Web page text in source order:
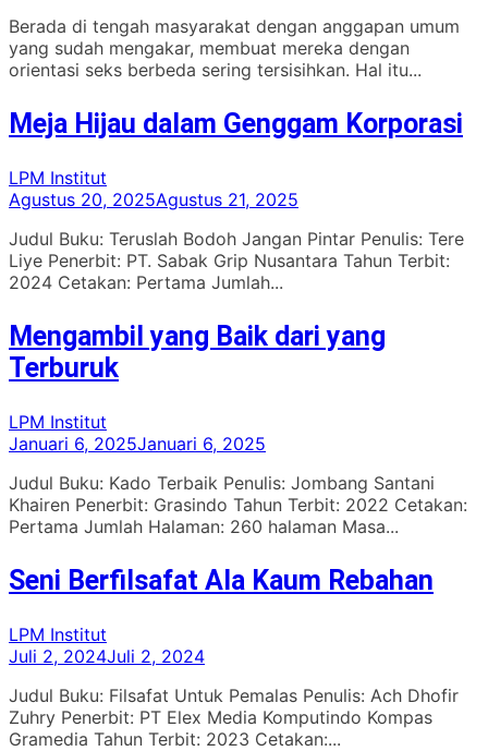
Berada di tengah masyarakat dengan anggapan umum
yang sudah mengakar, membuat mereka dengan
orientasi seks berbeda sering tersisihkan. Hal itu...
Meja Hijau dalam Genggam Korporasi
LPM Institut
Agustus 20, 2025Agustus 21, 2025
Judul Buku: Teruslah Bodoh Jangan Pintar Penulis: Tere
Liye Penerbit: PT. Sabak Grip Nusantara Tahun Terbit:
2024 Cetakan: Pertama Jumlah...
Mengambil yang Baik dari yang
Terburuk
LPM Institut
Januari 6, 2025Januari 6, 2025
Judul Buku: Kado Terbaik Penulis: Jombang Santani
Khairen Penerbit: Grasindo Tahun Terbit: 2022 Cetakan:
Pertama Jumlah Halaman: 260 halaman Masa...
Seni Berfilsafat Ala Kaum Rebahan
LPM Institut
Juli 2, 2024Juli 2, 2024
Judul Buku: Filsafat Untuk Pemalas Penulis: Ach Dhofir
Zuhry Penerbit: PT Elex Media Komputindo Kompas
Gramedia Tahun Terbit: 2023 Cetakan:...